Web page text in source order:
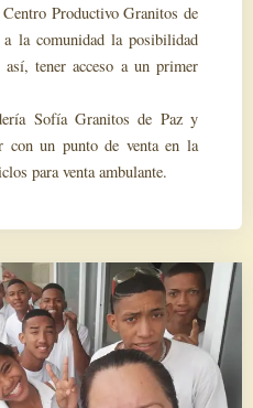
Productivo Granitos de
a la comunidad la posibilidad
así, tener acceso a un primer
Sofía Granitos de Paz y
con un punto de venta en la
para venta ambulante.